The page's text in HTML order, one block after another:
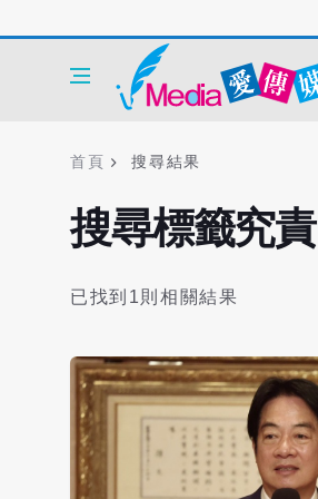
首頁 搜尋結果
搜尋標籤究責
已找到1則相關結果